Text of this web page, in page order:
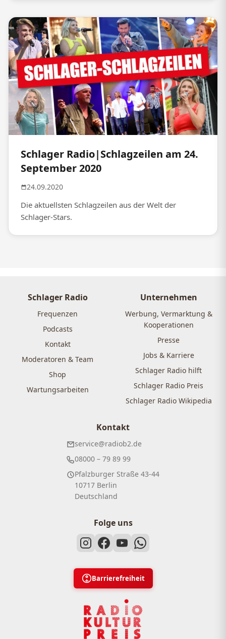
Schlager Radio|Schlagzeilen am 24.
September 2020
24.09.2020
Die aktuellsten Schlagzeilen aus der Welt der
Schlager-Stars.
Schlager Radio
Frequenzen
Podcasts
Kontakt
Moderatoren & Team
Shop
Wartungsarbeiten
Unternehmen
Werbung, Vermarktung &
Kooperationen
Presse
Jobs & Karriere
Schlager Radio hilft
Schlager Radio Preis
Schlager Radio Wikipedia
Kontakt
service@radiob2.de
08000 – 79 89 99
Pfalzburger Straße 43-44
10717 Berlin
Deutschland
Folge uns
Barrierefreiheit